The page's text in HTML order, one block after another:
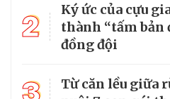
2
Ký ức của cựu
thành “tấm bản
đồng đội
3
Từ căn lều giữa